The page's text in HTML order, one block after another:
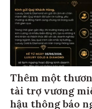
Thêm một
tài trợ vương
hậu thông báo